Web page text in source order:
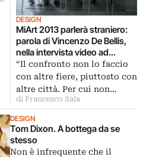
DESIGN
MiArt 2013 parlerà straniero:
parola di Vincenzo De Bellis,
nella intervista video ad
Artribune. Con tutte le novità
sulla fiera meneghina
presentate, oggi, al PAC
“Il confronto non lo faccio
con altre fiere, piuttosto con
altre città. Per cui non…
di Francesco Sala
DESIGN
Tom Dixon. A bottega da se
stesso
Non è infrequente che il